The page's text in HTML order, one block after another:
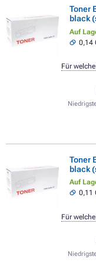
Toner
black
Auf
0,14
Für
Toner
black
Auf
0,11
Für